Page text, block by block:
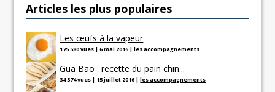
Articles les plus populaires
Les œufs à la vapeur
175 580 vues |6 mai 2016 |les accompagnements
Gua Bao : recette du pain chin...
34 374 vues | 15 juillet 2016 |les accompagnements